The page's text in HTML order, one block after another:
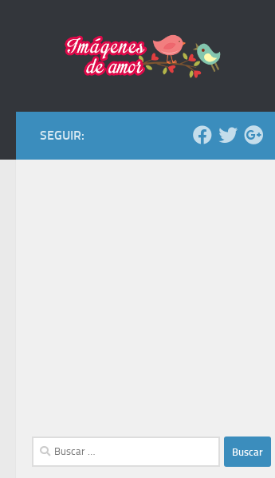
SEGUIR:
Buscar: